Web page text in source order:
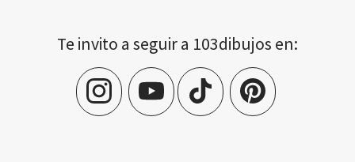
Te invito a seguir a 103dibujos en: